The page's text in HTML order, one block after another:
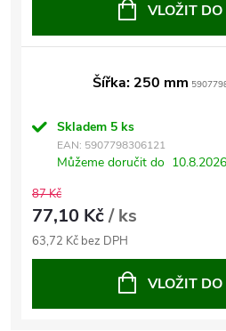
VLOŽIT
Šířka: 250 mm
Skladem 5 ks
EAN: 5907798306121
Můžeme doručit do 10.8.2026
87 Kč
77,10 Kč/ ks
63,72 Kč bez DPH
VLOŽIT